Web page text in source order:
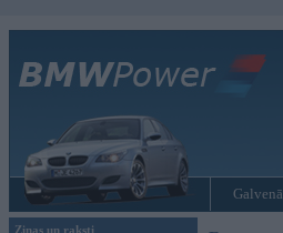
Galvenā
Ziņas un raksti